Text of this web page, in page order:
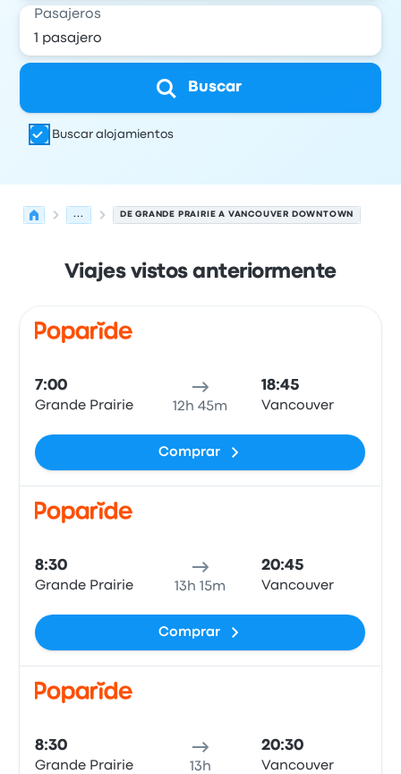
Pasajeros
Buscar
Buscar alojamientos
... DE GRANDE PRAIRIE A VANCOUVER DOWNTOWN
Viajes vistos anteriormente
7:00
Grande Prairie 12h 45m
18:45
Vancouver
Comprar
8:30
Grande Prairie 13h 15m
20:45
Vancouver
Comprar
8:30
Grande Prairie 13h
20:30
Vancouver